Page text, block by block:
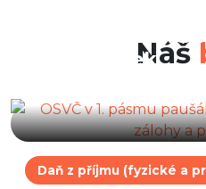
Náš
režimu: Nová
přeplatek
Daň z příjmu (fyzické a